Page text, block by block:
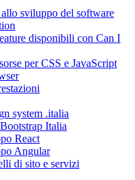
sviluppo del software
disponibili con Can I
per CSS e JavaScript
system .italia
Italia
React
Angular
di sito e servizi